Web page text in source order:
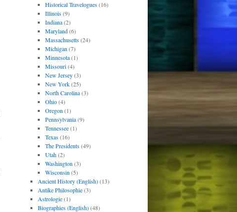
Historical Travelogues(16)
Illinois(9)
Indiana(2)
Maryland(6)
Massachusetts(24)
Michigan (7)
Minnesota(1)
Missouri(4)
New Jersey(3)
New York(25)
North Carolina(3)
Ohio(4)
Oregon (1)
Pennsylvania(9)
Tennessee(1)
Texas(16)
The Presidents(49)
Utah(2)
Washington (3)
Wisconsin (5)
Ancient History (English)(13)
Antike Philosophie(3)
Astrologie(1)
Biographies (English)(48)